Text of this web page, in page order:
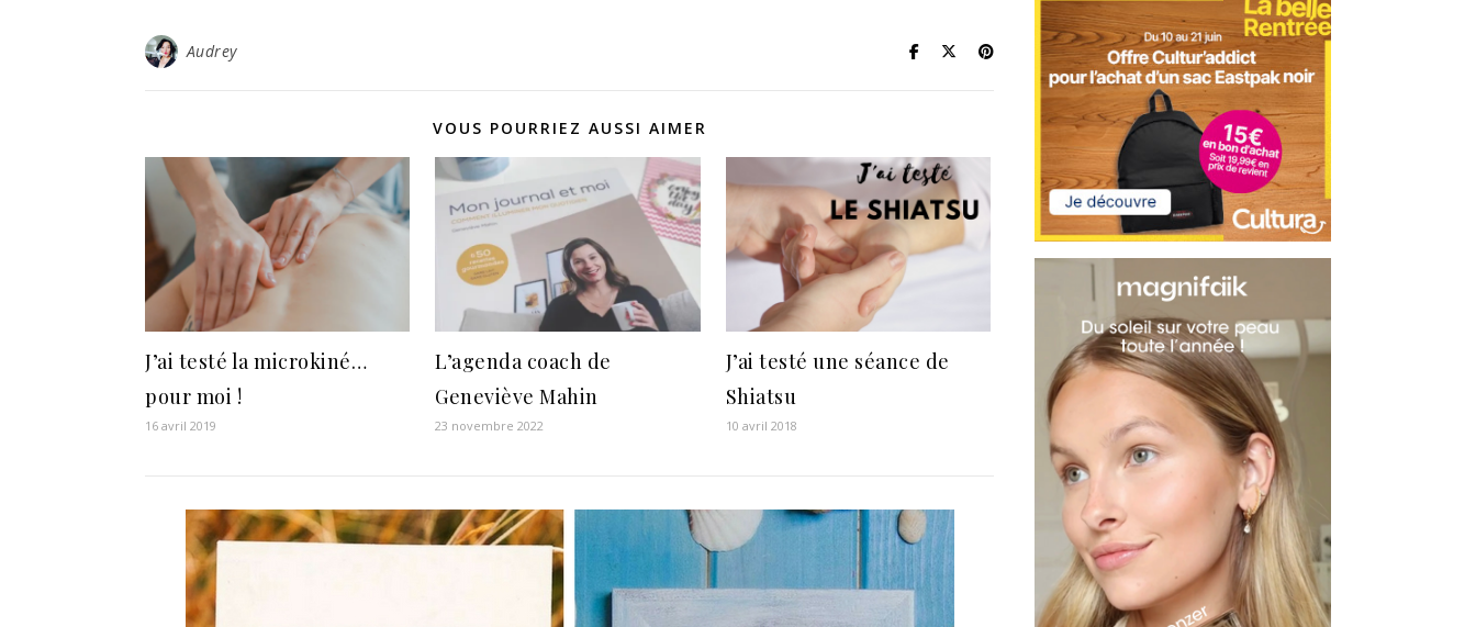
Audrey
VOUS POURRIEZ AUSSI AIMER
J’ai testé la microkiné…
pour moi !
16 avril 2019
L’agenda coach de
Geneviève Mahin
23 novembre 2022
J’ai testé une séance de
Shiatsu
10 avril 2018